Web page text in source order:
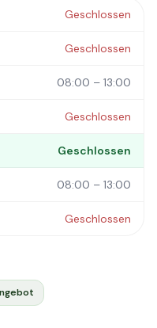
Geschlossen
Geschlossen
08:00 – 13:00
Geschlossen
Geschlossen
08:00 – 13:00
Geschlossen